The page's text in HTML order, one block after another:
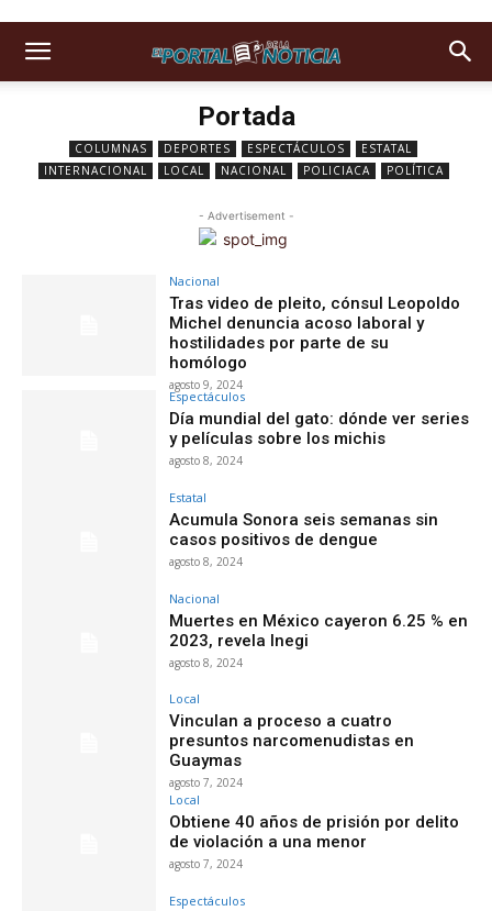
Portada
COLUMNAS DEPORTES ESPECTÁCULOS
ESTATAL
INTERNACIONAL
LOCAL NACIONAL POLICIACA POLÍTICA
- Advertisement -
Nacional
Tras video de pleito, cónsul Leopoldo
Michel denuncia acoso laboral y
hostilidades por parte de su
homólogo
agosto 9, 2024
Espectáculos
Día mundial del gato: dónde ver series
y películas sobre los michis
agosto 8, 2024
Estatal
Acumula Sonora seis semanas sin
casos positivos de dengue
agosto 8, 2024
Nacional
Muertes en México cayeron 6.25 % en
2023, revela Inegi
agosto 8, 2024
Local
Vinculan a proceso a cuatro
presuntos narcomenudistas en
Guaymas
agosto 7, 2024
Local
Obtiene 40 años de prisión por delito
de violación a una menor
agosto 7, 2024
Espectáculos